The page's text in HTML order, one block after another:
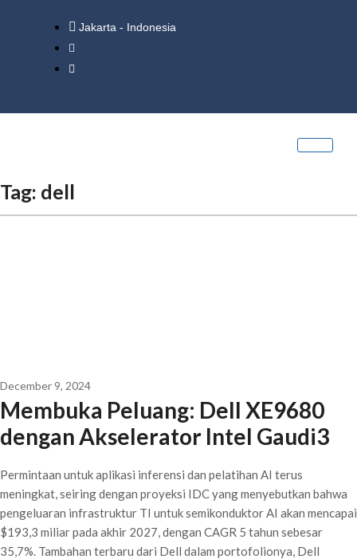
Jakarta - Indonesia
Tag: dell
December 9, 2024
Membuka Peluang: Dell XE9680
dengan Akselerator Intel Gaudi3
Permintaan untuk aplikasi inferensi dan pelatihan AI terus
meningkat, seiring dengan proyeksi IDC yang menyebutkan bahwa
pengeluaran infrastruktur TI untuk semikonduktor AI akan mencapai
$193,3 miliar pada akhir 2027, dengan CAGR 5 tahun sebesar
35,7%. Tambahan terbaru dari Dell dalam portofolionya, Dell